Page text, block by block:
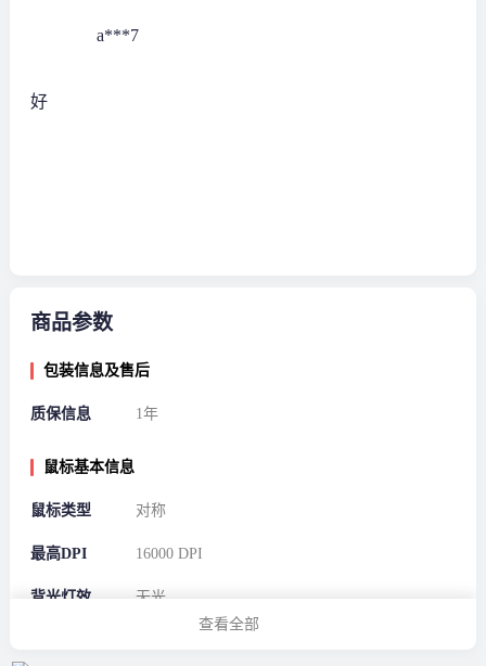
a***7
好
商品参数
包装信息及售后
质保信息 1年
鼠标基本信息
鼠标类型 对称
最高DPI 16000 DPI
背光灯效 无光
查看全部